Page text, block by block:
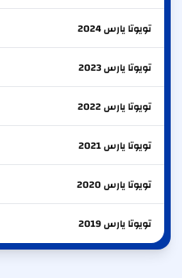
تويوتايارس2024
تويوتايارس2023
تويوتايارس2022
تويوتايارس2021
تويوتايارس2020
تويوتايارس2019